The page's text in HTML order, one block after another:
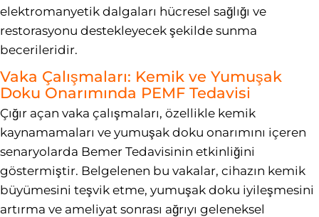
elektromanyetik dalgaları hücresel sağlığı ve
restorasyonu destekleyecek şekilde sunma
becerileridir.
Vaka Çalışmaları: Kemik ve Yumuşak
Doku Onarımında PEMF Tedavisi
Çığır açan vaka çalışmaları, özellikle kemik
kaynamamaları ve yumuşak doku onarımını içeren
senaryolarda Bemer Tedavisinin etkinliğini
göstermiştir. Belgelenen bu vakalar, cihazın kemik
büyümesini teşvik etme, yumuşak doku iyileşmesini
artırma ve ameliyat sonrası ağrıyı geleneksel